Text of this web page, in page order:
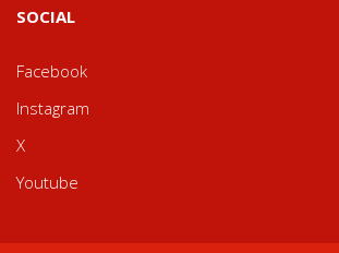
SOCIAL
Facebook
Instagram
X
Youtube